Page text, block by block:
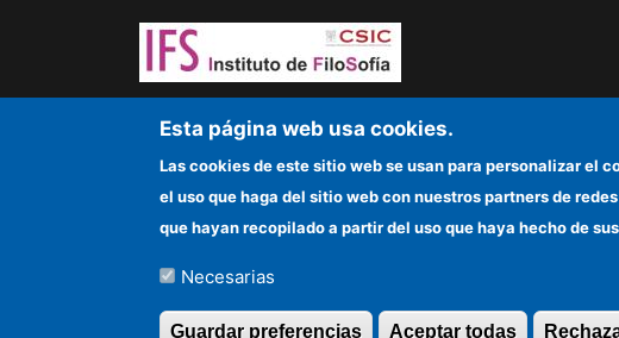
©Copyright 2026 Todos los derechos reservados
Esta página web usa cookies.
Las cookies de este sitio web se usan para personalizar el
el uso que haga del sitio web con nuestros partners de
que hayan recopilado a partir del uso que haya hecho de
Necesarias
Guardar preferencias Aceptar todas